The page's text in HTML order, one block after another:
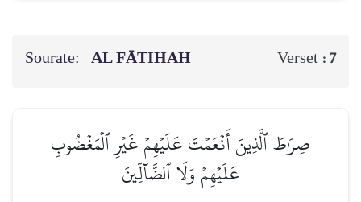
Sourate: AL FĀTIHAH Verset : 7
صِرَٰطَ ٱلَّذِينَ أَنۡعَمۡتَ عَلَيۡهِمۡ غَيۡرِ ٱلۡمَغۡضُوبِ
عَلَيۡهِمۡ وَلَا ٱلضَّآلِّينَ